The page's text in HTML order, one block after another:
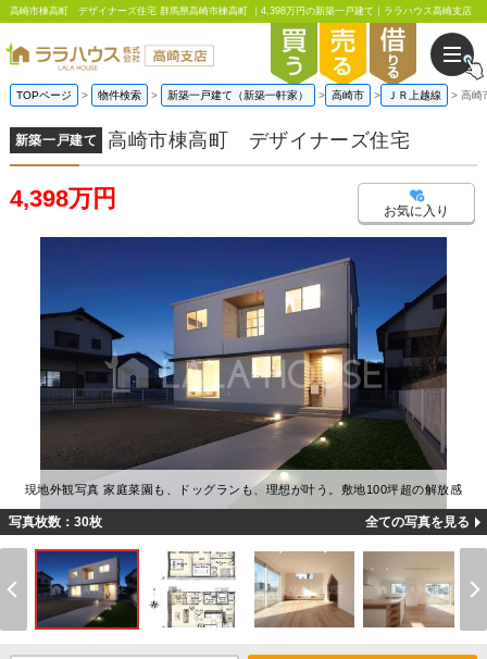
高崎市棟高町 デザイナーズ住宅 群馬県高崎市棟高町 ｜4,398万円の新築一戸建て｜ララハウス高崎支店
TOPページ 物件検索 新築一戸建て（新築一軒家） 高崎市 ＪＲ上越線 高崎
新築一戸建て 高崎市棟高町 デザイナーズ住宅
4,398万円 お気に入り
現地外観写真 家庭菜園も、ドッグランも、理想が叶う。敷地100坪超の解放感
写真枚数：30枚 全ての写真を見る